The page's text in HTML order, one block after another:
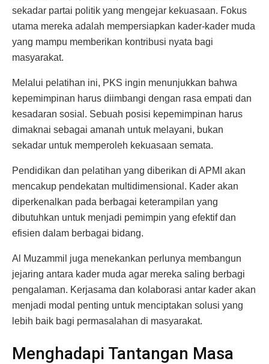
sekadar partai politik yang mengejar kekuasaan. Fokus
utama mereka adalah mempersiapkan kader-kader muda
yang mampu memberikan kontribusi nyata bagi
masyarakat.
Melalui pelatihan ini, PKS ingin menunjukkan bahwa
kepemimpinan harus diimbangi dengan rasa empati dan
kesadaran sosial. Sebuah posisi kepemimpinan harus
dimaknai sebagai amanah untuk melayani, bukan
sekadar untuk memperoleh kekuasaan semata.
Pendidikan dan pelatihan yang diberikan di APMI akan
mencakup pendekatan multidimensional. Kader akan
diperkenalkan pada berbagai keterampilan yang
dibutuhkan untuk menjadi pemimpin yang efektif dan
efisien dalam berbagai bidang.
Al Muzammil juga menekankan perlunya membangun
jejaring antara kader muda agar mereka saling berbagi
pengalaman. Kerjasama dan kolaborasi antar kader akan
menjadi modal penting untuk menciptakan solusi yang
lebih baik bagi permasalahan di masyarakat.
Menghadapi Tantangan Masa